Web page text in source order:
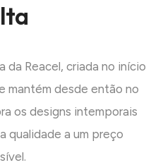
da Reacel, criada no início
mantém desde então no
os designs intemporais
qualidade a um preço